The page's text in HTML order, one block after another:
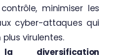
minimiser les
cyber-attaques qui
virulentes.
diversification